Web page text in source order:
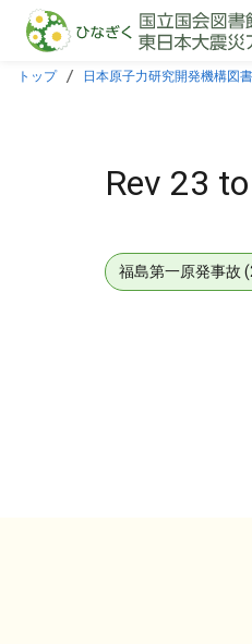
本文に飛ぶ
トップ 日本原子力研究開発機構図
Rev 23
福島第一原発事故